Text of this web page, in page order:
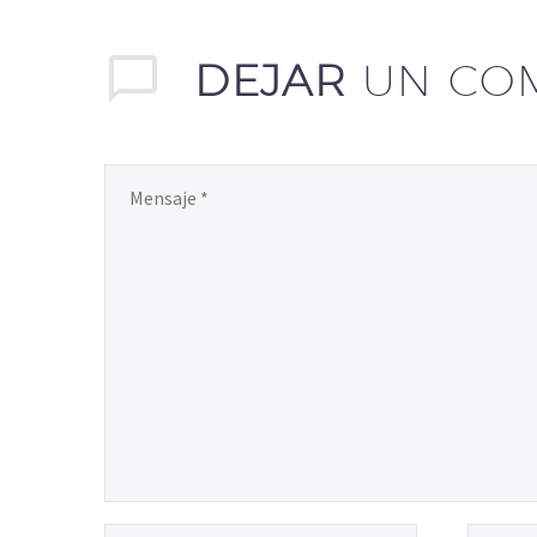
DEJAR UN